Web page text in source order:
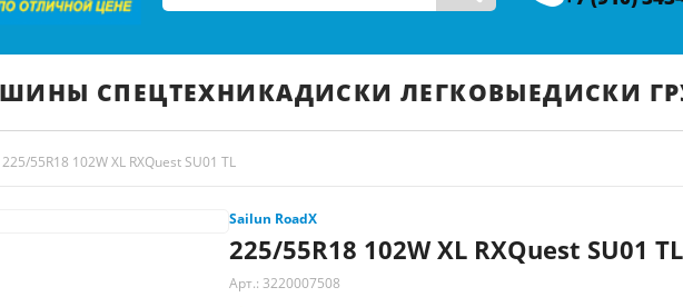
ШИНЫ СПЕЦТЕХНИКАДИСКИ ЛЕГКОВЫЕДИСКИ
225/55R18 102W XL RXQuest SU01 TL
Sailun RoadX
225/55R18 102W XL RXQuest SU01 TL
Арт.: 3220007508